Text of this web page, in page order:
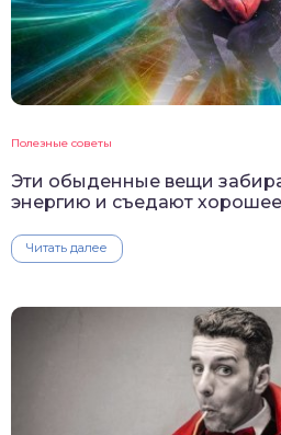
Полезные советы
Эти обыденные вещи
энергию и съедают
Читать далее